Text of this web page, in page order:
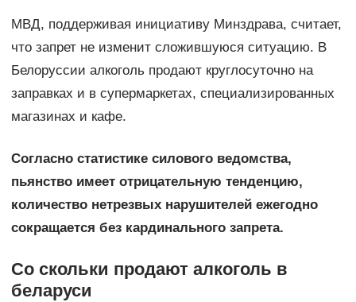
МВД, поддерживая инициативу Минздрава, считает,
что запрет не изменит сложившуюся ситуацию. В
Белоруссии алкоголь продают круглосуточно на
заправках и в супермаркетах, специализированных
магазинах и кафе.
Согласно статистике силового ведомства,
пьянство имеет отрицательную тенденцию,
количество нетрезвых нарушителей ежегодно
сокращается без кардинального запрета.
Со скольки продают алкоголь в
беларуси